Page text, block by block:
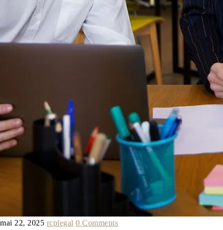
mai 22, 2025 rcplegal 0 Comments